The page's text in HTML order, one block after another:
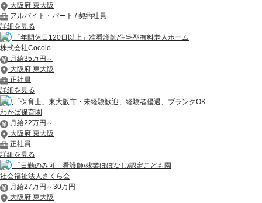
大阪府 東大阪
アルバイト・パート / 契約社員
詳細を見る
「年間休日120日以上」准看護師/住宅型有料老人ホーム
株式会社Cocolo
月給35万円～
大阪府 東大阪
正社員
詳細を見る
「保育士」東大阪市・未経験歓迎、経験者優遇、ブランクOK
わかば保育園
月給22万円～
大阪府 東大阪
正社員
詳細を見る
「日勤のみ可」看護師/残業ほぼなし/認定こども園
社会福祉法人さくら会
月給27万円～30万円
大阪府 東大阪